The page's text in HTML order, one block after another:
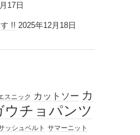
17日
!! 2025年12月18日
スニック カットソー カ
ウチョパンツ
ッシュベルト サマーニット